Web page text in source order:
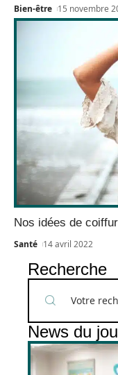
Bien-être 15 novembre
Nos idées de
Santé 14 avril 2022
Recherche
News du